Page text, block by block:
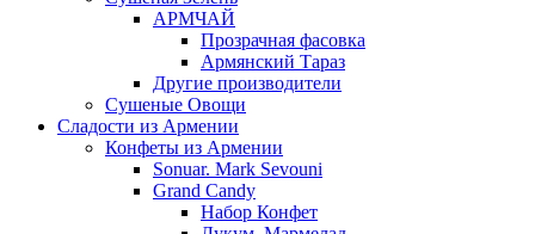
АРМЧАЙ
Прозрачная фасовка
Армянский Тараз
Другие производители
Сушеные Овощи
Сладости из Армении
Конфеты из Армении
Sonuar. Mark Sevouni
Grand Candy
Набор Конфет